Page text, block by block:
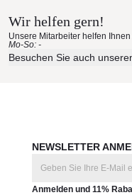
Produktnummer:
51035
Erleben Sie unsere
Ihren eigenen vier
Aktuelle
Wir helfen gern!
Unsere Mitarbeiter helfen
Mo-So: -
Besuchen Sie auch
NEWSLETTER
Anmelden und 11%